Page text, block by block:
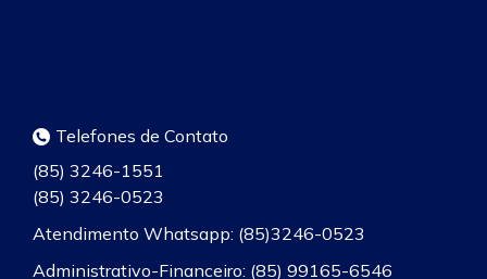
Telefones de Contato
(85) 3246-1551
(85) 3246-0523
Atendimento Whatsapp: (85)3246-0523
Administrativo-Financeiro: (85) 99165-6546